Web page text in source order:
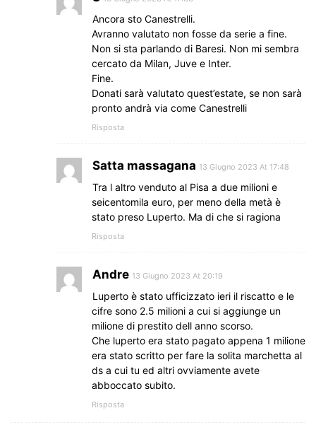
Ancora sto Canestrelli.
Avranno valutato non fosse da serie a fine.
Non si sta parlando di Baresi. Non mi sembra
cercato da Milan, Juve e Inter.
Fine.
Donati sarà valutato quest’estate, se non sarà
pronto andrà via come Canestrelli
Risposta
Satta massagana 13 Giugno 2023 At 17:48
Tra l altro venduto al Pisa a due milioni e
seicentomila euro, per meno della metà è
stato preso Luperto. Ma di che si ragiona
Risposta
Andre 13 Giugno 2023 At 20:19
Luperto è stato ufficizzato ieri il riscatto e le
cifre sono 2.5 milioni a cui si aggiunge un
milione di prestito dell anno scorso.
Che luperto era stato pagato appena 1 milione
era stato scritto per fare la solita marchetta al
ds a cui tu ed altri ovviamente avete
abboccato subito.
Risposta